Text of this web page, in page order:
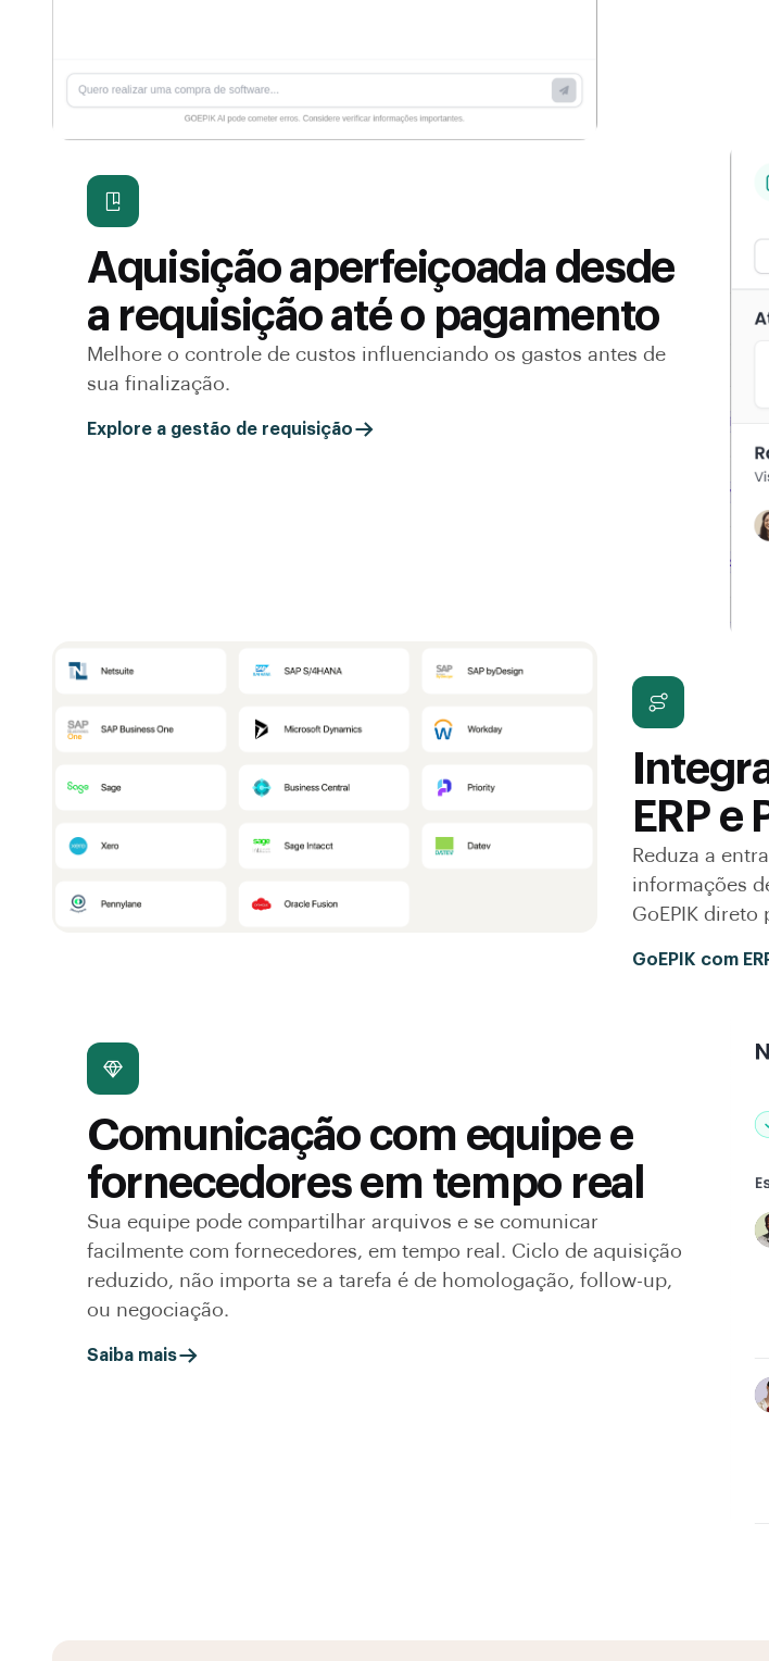
Aquisição aperfeiçoada desde
a requisição até o pagamento
Melhore o controle de custos influenciando os gastos antes de
sua finalização.
Explore a gestão de requisição
ERP e
Reduza a
informações
GoEPIK direto
GoEPIK com
Comunicação com equipe e
fornecedores em tempo real
Sua equipe pode compartilhar arquivos e se comunicar
facilmente com fornecedores, em tempo real. Ciclo de aquisição
reduzido, não importa se a tarefa é de homologação, follow-up,
ou negociação.
Saiba mais